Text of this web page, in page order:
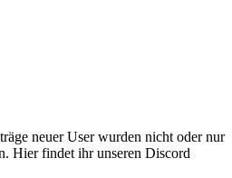
neuer User wurden nicht oder nur
Hier findet ihr unseren Discord